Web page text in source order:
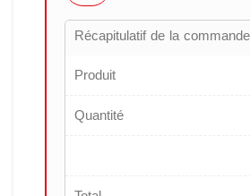
Récapitulatif de la commande
Produit
Quantité